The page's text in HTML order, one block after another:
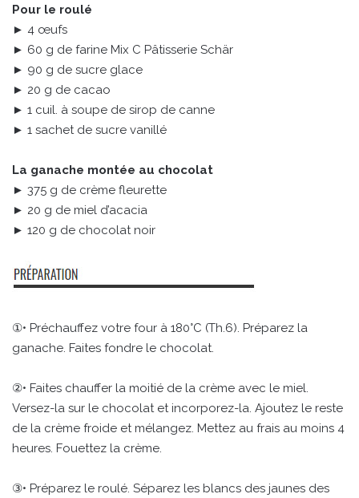
Pour le roulé
► 4 œufs
► 60 g de farine Mix C Pâtisserie Schär
► 90 g de sucre glace
► 20 g de cacao
► 1 cuil. à soupe de sirop de canne
► 1 sachet de sucre vanillé
La ganache montée au chocolat
► 375 g de crème fleurette
► 20 g de miel d’acacia
► 120 g de chocolat noir
①• Préchauffez votre four à 180°C (Th.6). Préparez la
ganache. Faites fondre le chocolat.
②• Faites chauffer la moitié de la crème avec le miel.
Versez-la sur le chocolat et incorporez-la. Ajoutez le reste
de la crème froide et mélangez. Mettez au frais au moins 4
heures. Fouettez la crème.
③• Préparez le roulé. Séparez les blancs des jaunes des